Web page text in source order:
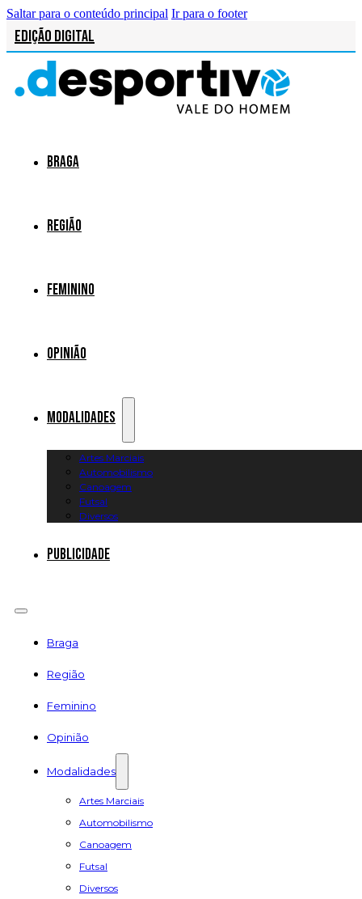
Saltar para o conteúdo principal Ir para o footer
Edição Digital
Braga
Região
Feminino
Opinião
Modalidades
Artes Marciais
Automobilismo
Canoagem
Futsal
Diversos
Publicidade
Braga
Região
Feminino
Opinião
Modalidades
Artes Marciais
Automobilismo
Canoagem
Futsal
Diversos